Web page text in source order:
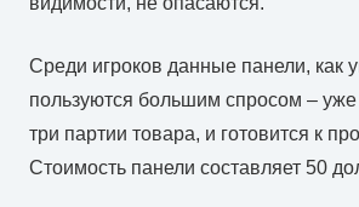
Среди игроков данные панели, как
пользуются большим спросом –
три партии товара, и готовится к
Стоимость панели составляет 50